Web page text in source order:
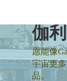
伽
愿能像
宇宙更
品。